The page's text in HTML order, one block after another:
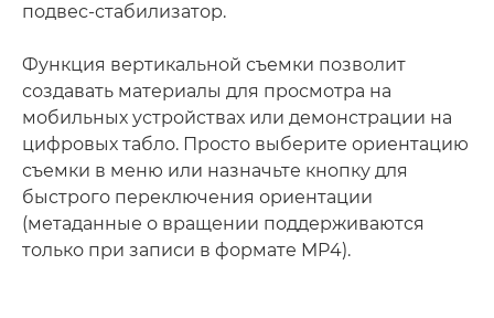
подвес-стабилизатор.
Функция вертикальной съемки позволит
создавать материалы для просмотра на
мобильных устройствах или демонстрации на
цифровых табло. Просто выберите ориентацию
съемки в меню или назначьте кнопку для
быстрого переключения ориентации
(метаданные о вращении поддерживаются
только при записи в формате MP4).